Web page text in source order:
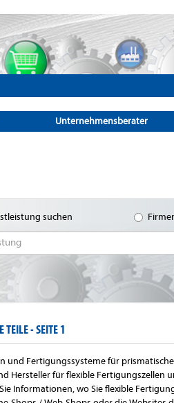
Unternehmensberater
suchen
TEILE -SEITE 1
und Fertigungssysteme für
Hersteller für flexible Fertigungszellen
Informationen, wo Sie flexible